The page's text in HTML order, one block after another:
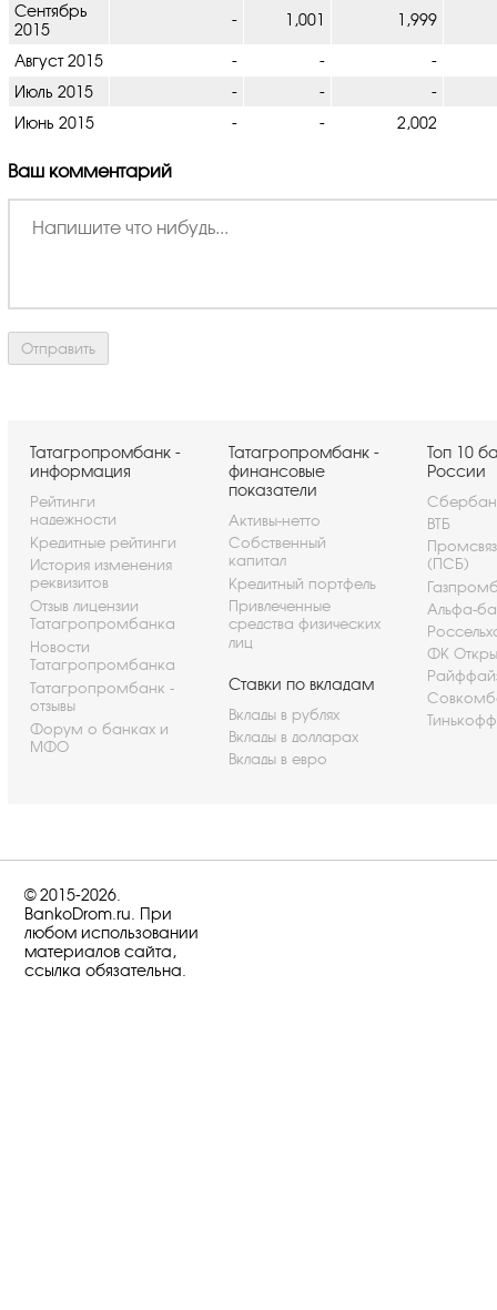
Сентябрь
2015
- 1,001 1,999
Август 2015 - -
-
Июль 2015
- -
-
Июнь 2015
- - 2,002
Ваш комментарий
Татагропромбанк -
информация
Рейтинги
надежности
Кредитные рейтинги
История изменения
реквизитов
Отзыв лицензии
Татагропромбанка
Новости
Татагропромбанка
Татагропромбанк -
отзывы
Форум о банках и
МФО
Татагропромбанк -
финансовые
показатели
Активы-нетто
Собственный
капитал
Кредитный портфель
Привлеченные
средства физических
лиц
Ставки по вкладам
Вклады в рублях
Вклады в долларах
Вклады в евро
Топ 10
России
ВТБ
(ПСБ)
Альфа-
ФК
© 2015-2026.
BankoDrom.ru. При
любом использовании
материалов сайта,
ссылка обязательна.